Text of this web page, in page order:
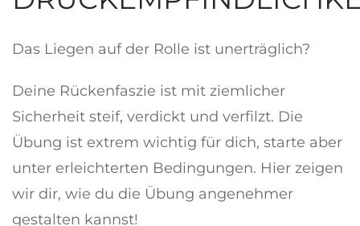
Das Liegen auf der Rolle ist unerträglich?
Deine Rückenfaszie ist mit ziemlicher
Sicherheit steif, verdickt und verfilzt. Die
Übung ist extrem wichtig für dich, starte aber
unter erleichterten Bedingungen. Hier zeigen
wir dir, wie du die Übung angenehmer
gestalten kannst!